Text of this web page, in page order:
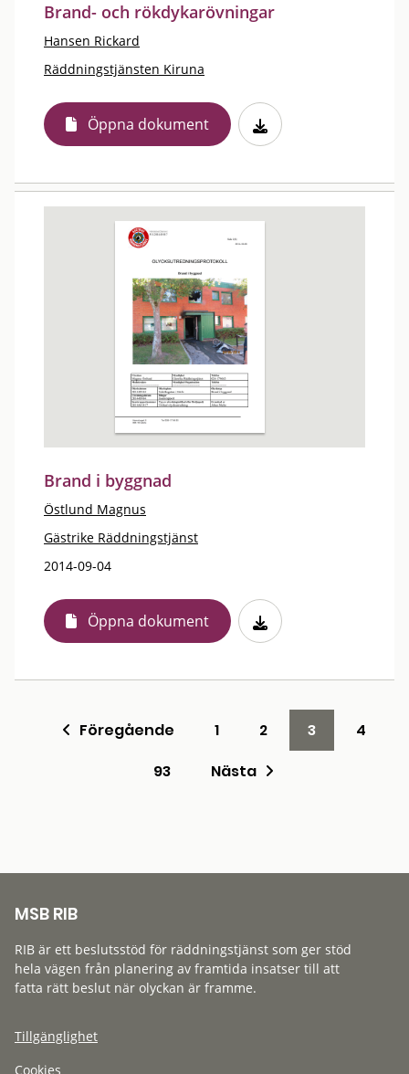
Brand- och rökdykarövningar
Hansen Rickard
Räddningstjänsten Kiruna
Öppna dokument
Brand i byggnad
Östlund Magnus
Gästrike Räddningstjänst
2014-09-04
Öppna dokument
Föregående 1 2 3
4
93
Nästa
MSB RIB
RIB är ett beslutsstöd för räddningstjänst som ger stöd
hela vägen från planering av framtida insatser till att
fatta rätt beslut när olyckan är framme.
Tillgänglighet
Cookies